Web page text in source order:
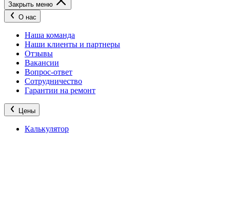
Закрыть меню
О нас
Наша команда
Наши клиенты и партнеры
Отзывы
Вакансии
Вопрос-ответ
Сотрудничество
Гарантии на ремонт
Цены
Калькулятор